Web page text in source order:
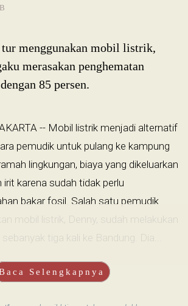
tur menggunakan mobil listrik,
merasakan penghematan
85 persen.
-- Mobil listrik menjadi alternatif
pemudik untuk pulang ke kampung
lingkungan, biaya yang dikeluarkan
irit karena sudah tidak perlu
bakar fosil. Salah satu pemudik
mobil listrik, Denny, sudah melakukan
tiga kali ke Bandung. Dia...
Selengkapnya